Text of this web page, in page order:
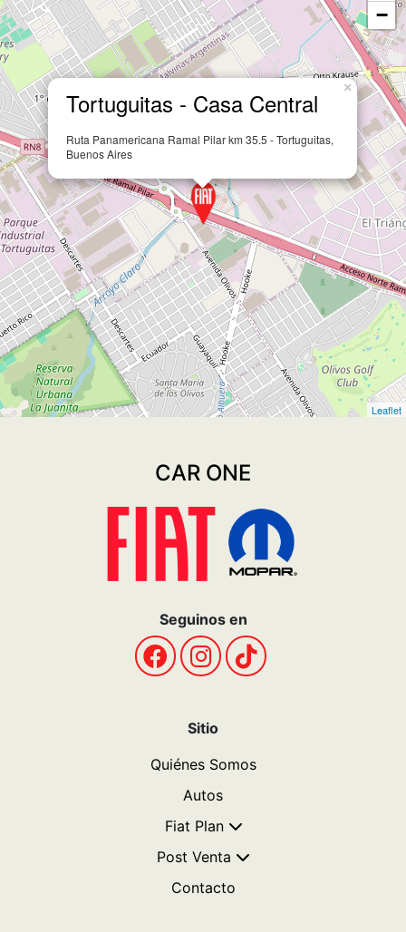
Tortuguitas - Casa Central
Ruta Panamericana Ramal Pilar km 35.5 - Tortuguitas,
Buenos Aires
×
−
Leaflet
CAR ONE
Seguinos en
Sitio
Quiénes Somos
Autos
Fiat Plan
Post Venta
Contacto